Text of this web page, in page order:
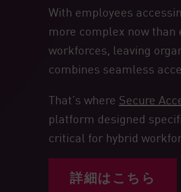
モバイル
エンドポイント
ブラウズ
SaaS
エクスポージャー管理
脅威インテリジェンス
Exposure Prioritization
With employees
more complex now
workforces, leaving
combines seamless
That’s where Secure
platform designed
critical for hybrid
詳細はこちら